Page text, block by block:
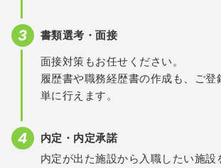
書類選考・面接
面接対策もお任せください。
履歴書や職務経歴書の作成も、ご登
単に行えます。
内定・内定承諾
内定が出た施設から入職したい施設